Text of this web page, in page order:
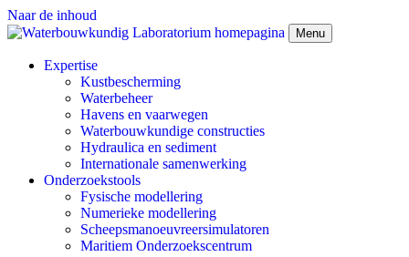
Naar de inhoud
Menu
Expertise
Kustbescherming
Waterbeheer
Havens en vaarwegen
Waterbouwkundige constructies
Hydraulica en sediment
Internationale samenwerking
Onderzoekstools
Fysische modellering
Numerieke modellering
Scheepsmanoeuvreersimulatoren
Maritiem Onderzoekscentrum